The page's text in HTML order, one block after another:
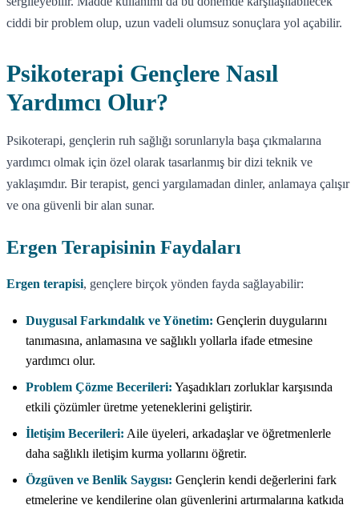
ciddi bir problem olup, uzun vadeli olumsuz sonuçlara yol açabilir.
Psikoterapi Gençlere Nasıl
Yardımcı Olur?
Psikoterapi, gençlerin ruh sağlığı sorunlarıyla başa çıkmalarına
yardımcı olmak için özel olarak tasarlanmış bir dizi teknik ve
yaklaşımdır. Bir terapist, genci yargılamadan dinler, anlamaya çalışır
ve ona güvenli bir alan sunar.
Ergen Terapisinin Faydaları
Ergen terapisi, gençlere birçok yönden fayda sağlayabilir:
Duygusal Farkındalık ve Yönetim: Gençlerin duygularını
tanımasına, anlamasına ve sağlıklı yollarla ifade etmesine
yardımcı olur.
Problem Çözme Becerileri: Yaşadıkları zorluklar karşısında
etkili çözümler üretme yeteneklerini geliştirir.
İletişim Becerileri: Aile üyeleri, arkadaşlar ve öğretmenlerle
daha sağlıklı iletişim kurma yollarını öğretir.
Özgüven ve Benlik Saygısı: Gençlerin kendi değerlerini fark
etmelerine ve kendilerine olan güvenlerini artırmalarına katkıda